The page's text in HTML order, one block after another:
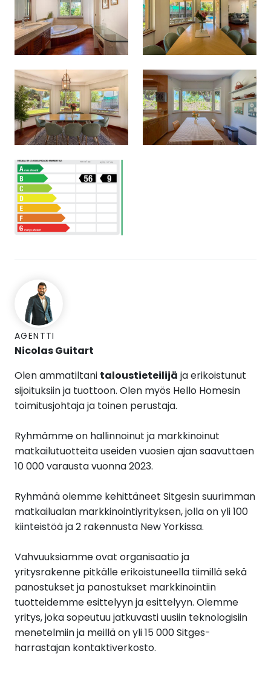
AGENTTI
Nicolas Guitart
Olen ammatiltani taloustieteilijä ja erikoistunut
sijoituksiin ja tuottoon. Olen myös Hello Homesin
toimitusjohtaja ja toinen perustaja.
Ryhmämme on hallinnoinut ja markkinoinut
matkailutuotteita useiden vuosien ajan saavuttaen
10 000 varausta vuonna 2023.
Ryhmänä olemme kehittäneet Sitgesin suurimman
matkailualan markkinointiyrityksen, jolla on yli 100
kiinteistöä ja 2 rakennusta New Yorkissa.
Vahvuuksiamme ovat organisaatio ja
yritysrakenne pitkälle erikoistuneella tiimillä sekä
panostukset ja panostukset markkinointiin
tuotteidemme esittelyyn ja esittelyyn. Olemme
yritys, joka sopeutuu jatkuvasti uusiin teknologisiin
menetelmiin ja meillä on yli 15 000 Sitges-
harrastajan kontaktiverkosto.